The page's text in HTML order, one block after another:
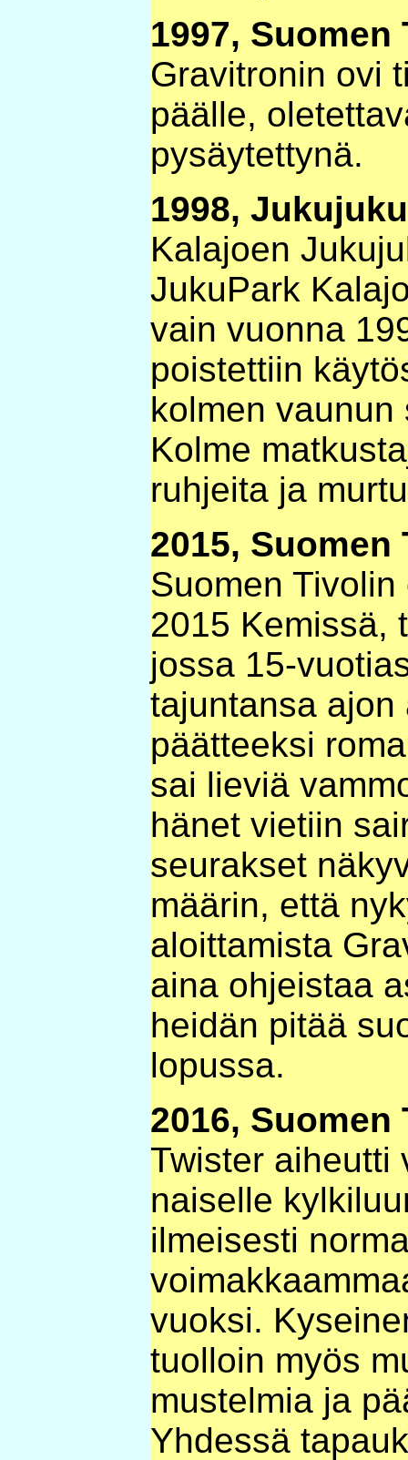
1997,
Gravitronin ovi
päälle,
pysäytettynä.
1998,
Kalajoen
JukuPark
vain vuonna
poistettiin
kolmen
Kolme
ruhjeita ja
2015,
Suomen
2015 Kemissä,
jossa 15-
tajuntansa
päätteeksi
sai lieviä
hänet vietiin
seurakset
määrin, että
aloittamista
aina ohjeistaa
heidän pitää
lopussa.
2016,
Twister aiheutti
naiselle
ilmeisesti
vuoksi.
tuolloin myös
mustelmia ja
Yhdessä